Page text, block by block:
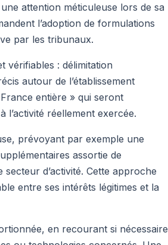
attention méticuleuse lors de sa
l’adoption de formulations
par les tribunaux.
vérifiables : délimitation
autour de l’établissement
entière » qui seront
réellement exercée.
prévoyant par exemple une
assortie de
d’activité. Cette approche
entre ses intérêts légitimes et la
en recourant si nécessaire